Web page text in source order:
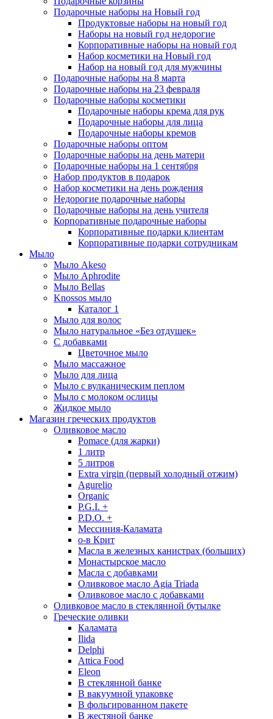
Подарочные наборы на Новый год
Продуктовые наборы на новый год
Наборы на новый год недорогие
Корпоративные наборы на новый год
Набор косметики на Новый год
Набор на новый год для мужчины
Подарочные наборы на 8 марта
Подарочные наборы на 23 февраля
Подарочные наборы косметики
Подарочные наборы крема для рук
Подарочные наборы для лица
Подарочные наборы кремов
Подарочные наборы оптом
Подарочные наборы на день матери
Подарочные наборы на 1 сентября
Набор продуктов в подарок
Набор косметики на день рождения
Недорогие подарочные наборы
Подарочные наборы на день учителя
Корпоративные подарочные наборы
Корпоративные подарки клиентам
Корпоративные подарки сотрудникам
Мыло
Мыло Akeso
Мыло Aphrodite
Мыло Bellas
Knossos мыло
Каталог 1
Мыло для волос
Мыло натуральное «Без отдушек»
С добавками
Цветочное мыло
Мыло массажное
Мыло для лица
Мыло с вулканическим пеплом
Мыло с молоком ослицы
Жидкое мыло
Магазин греческих продуктов
Оливковое масло
Pomace (для жарки)
1 литр
5 литров
Extra virgin (первый холодный отжим)
Agurelio
Organic
P.G.I. +
P.D.O. +
Мессиния-Каламата
о-в Крит
Масла в железных канистрах (больших)
Монастырское масло
Масла с добавками
Оливковое масло Agia Triada
Оливковое масло с добавками
Оливковое масло в стеклянной бутылке
Греческие оливки
Каламата
Ilida
Delphi
Attica Food
Eleon
В стеклянной банке
В вакуумной упаковке
В фольгированном пакете
В жестяной банке